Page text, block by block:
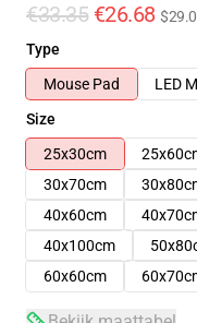
€33.35 €26.68
Type
Mouse Pad
LED
Size
25x30cm
30x70cm
40x60cm
40x100cm
60x60cm